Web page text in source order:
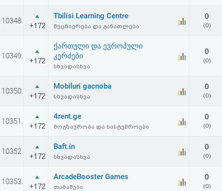
პასუხისმგებლობის
უარყოფა
10348.
+172
Tbilisi Learning Centre
მეცნიერება და განათლება
0
(0)
10349.
+172
ქართული და ევროპული
კერძები
სხვადასხვა
0
(0)
10350.
+172
Mobiluri gacnoba
სხვადასხვა
0
(0)
10351.
+172
4rent.ge
მოგზაურობა და სასტუმროები
0
(0)
10352.
+172
Baft.in
სხვადასხვა
0
(0)
10353.
+172
ArcadeBooster Games
თამაშები
0
(0)